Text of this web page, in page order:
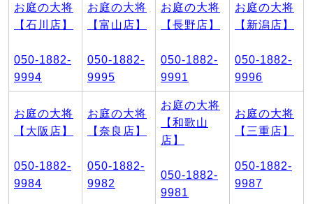
お庭の大将
【石川店】
050-1882-
9994
お庭の大将
【富山店】
050-1882-
9995
お庭の大将
【長野店】
050-1882-
9991
お庭の大将
【新潟店】
050-1882-
9996
お庭の大将
【大阪店】
050-1882-
9984
お庭の大将
【奈良店】
050-1882-
9982
お庭の大将
【和歌山
店】
050-1882-
9981
お庭の大将
【三重店】
050-1882-
9987